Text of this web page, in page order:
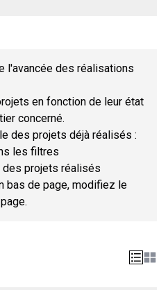
l'avancée des réalisations
en fonction de leur état
concerné.
des projets déjà réalisés :
les filtres
projets réalisés
bas de page, modifiez le